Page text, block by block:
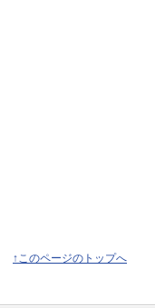
↑このページのトップへ